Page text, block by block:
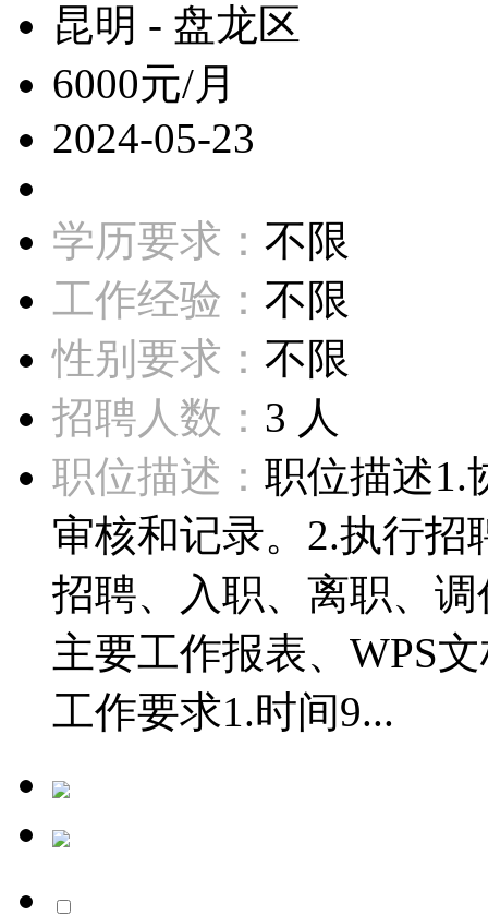
昆明 - 盘龙区
6000元/月
2024-05-23
学历要求： 不限
工作经验： 不限
性别要求： 不限
招聘人数： 3 人
职位描述： 职位描述1.
审核和记录。2.执行
招聘、入职、离职、
主要工作报表、WPS
工作要求1.时间9...